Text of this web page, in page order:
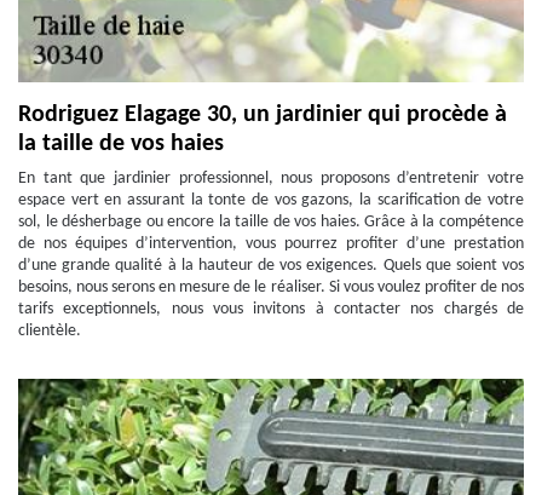
Rodriguez Elagage 30, un jardinier qui procède à
la taille de vos haies
En tant que jardinier professionnel, nous proposons d’entretenir votre
espace vert en assurant la tonte de vos gazons, la scarification de votre
sol, le désherbage ou encore la taille de vos haies. Grâce à la compétence
de nos équipes d’intervention, vous pourrez profiter d’une prestation
d’une grande qualité à la hauteur de vos exigences. Quels que soient vos
besoins, nous serons en mesure de le réaliser. Si vous voulez profiter de nos
tarifs exceptionnels, nous vous invitons à contacter nos chargés de
clientèle.